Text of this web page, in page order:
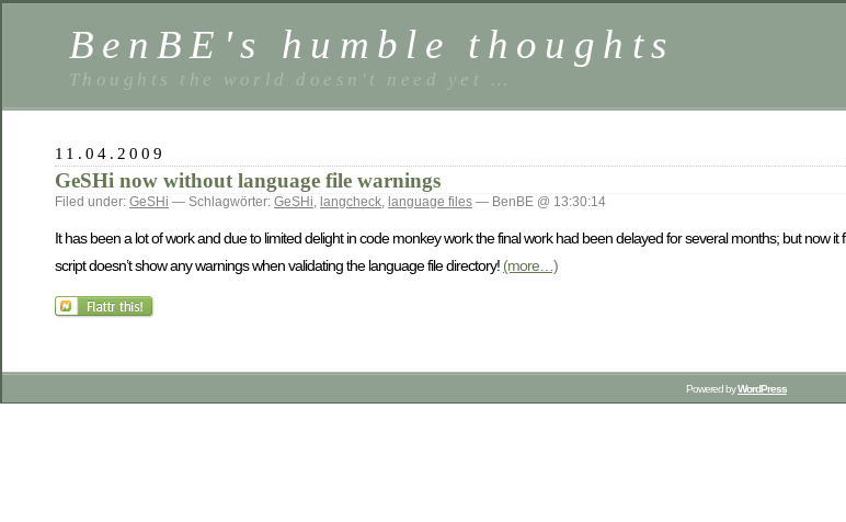
BenBE's humble thoughts
Thoughts the world doesn't need yet …
11.04.2009
GeSHi now without language file warnings
Filed under: GeSHi — Schlagwörter: GeSHi, langcheck, language files — BenBE @ 13:30:14
It has been a lot of work and due to limited delight in code monkey work the final work had been delayed for several months; but now
script doesn’t show any warnings when validating the language file directory! (more…)
Powered byWordPress